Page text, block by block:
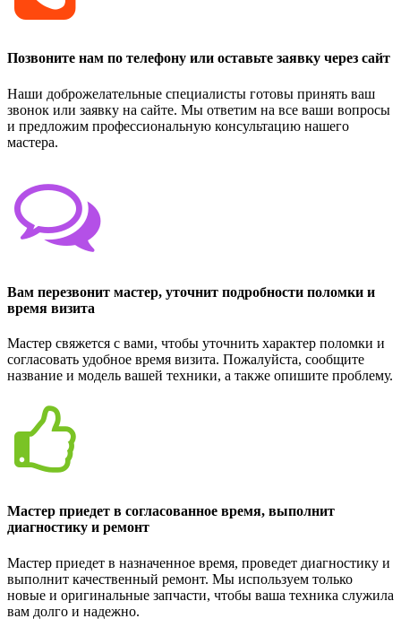
Позвоните нам по телефону или оставьте заявку через сайт
Наши доброжелательные специалисты готовы принять ваш
звонок или заявку на сайте. Мы ответим на все ваши вопросы
и предложим профессиональную консультацию нашего
мастера.
Вам перезвонит мастер, уточнит подробности поломки и
время визита
Мастер свяжется с вами, чтобы уточнить характер поломки и
согласовать удобное время визита. Пожалуйста, сообщите
название и модель вашей техники, а также опишите проблему.
Мастер приедет в согласованное время, выполнит
диагностику и ремонт
Мастер приедет в назначенное время, проведет диагностику и
выполнит качественный ремонт. Мы используем только
новые и оригинальные запчасти, чтобы ваша техника служила
вам долго и надежно.